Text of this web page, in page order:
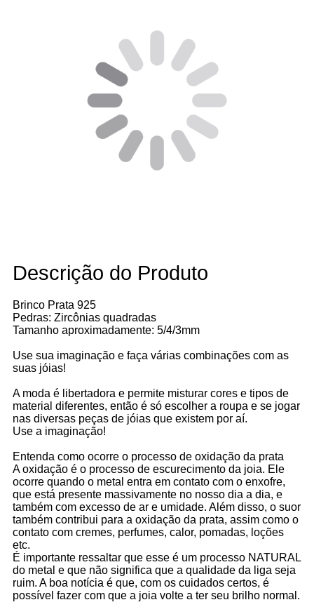
Descrição do Produto
Brinco Prata 925
Pedras: Zircônias quadradas
Tamanho aproximadamente: 5/4/3mm
Use sua imaginação e faça várias combinações com as
suas jóias!
A moda é libertadora e permite misturar cores e tipos de
material diferentes, então é só escolher a roupa e se jogar
nas diversas peças de jóias que existem por aí.
Use a imaginação!
Entenda como ocorre o processo de oxidação da prata
A oxidação é o processo de escurecimento da joia. Ele
ocorre quando o metal entra em contato com o enxofre,
que está presente massivamente no nosso dia a dia, e
também com excesso de ar e umidade. Além disso, o suor
também contribui para a oxidação da prata, assim como o
contato com cremes, perfumes, calor, pomadas, loções
etc.
É importante ressaltar que esse é um processo NATURAL
do metal e que não significa que a qualidade da liga seja
ruim. A boa notícia é que, com os cuidados certos, é
possível fazer com que a joia volte a ter seu brilho normal.